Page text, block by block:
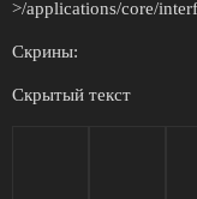
>/applications/core/
Скрины:
Скрытый текст